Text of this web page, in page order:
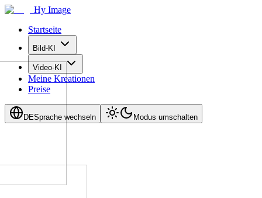
Hy Image
Startseite
Bild-KI
Video-KI
Meine Kreationen
Preise
DESprache wechseln Modus umschalten